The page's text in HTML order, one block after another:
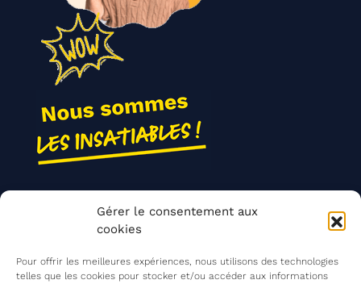
Gérer le consentement aux
cookies
Pour offrir les meilleures expériences, nous utilisons des technologies
telles que les cookies pour stocker et/ou accéder aux informations
Agir ensemble